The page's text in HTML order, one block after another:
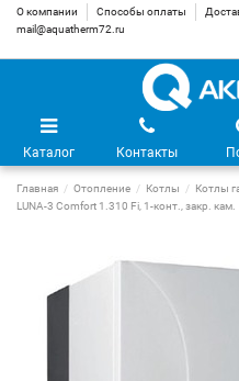
О компании Способы оплаты
mail@aquatherm72.ru
Каталог Контакты
Главная Отопление Котлы Котлы
LUNA-3 Comfort 1.310 Fi, 1-конт., закр. кам.